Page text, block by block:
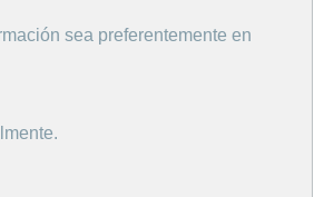
sea preferentemente en